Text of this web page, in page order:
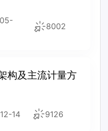
8002
构及主流计量方
14 9126